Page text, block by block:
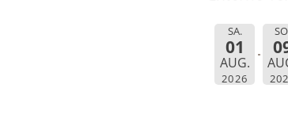
SA.
01
AUG.
2026